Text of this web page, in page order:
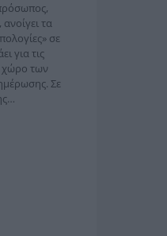
τα
σε
για τις
χώρο των
Σε